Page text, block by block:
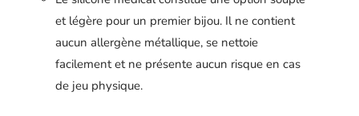
et légère pour un premier bijou. Il ne contient
aucun allergène métallique, se nettoie
facilement et ne présente aucun risque en cas
de jeu physique.